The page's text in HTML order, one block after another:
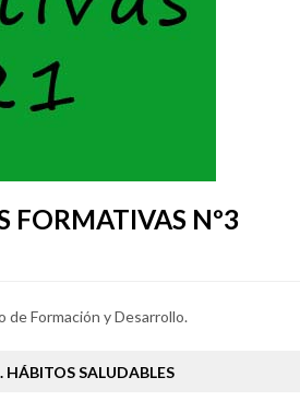
FORMATIVAS Nº3
Formación y Desarrollo.
SALUDABLES